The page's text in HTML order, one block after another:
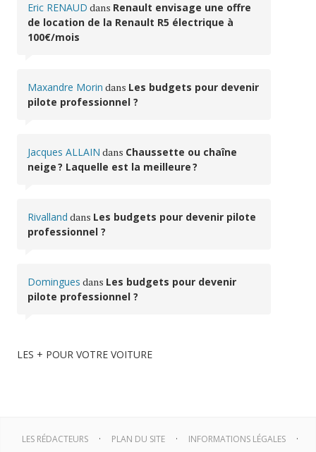
Eric RENAUD dans Renault envisage une offre
de location de la Renault R5 électrique à
100€/mois
Maxandre Morin dans Les budgets pour devenir
pilote professionnel ?
Jacques ALLAIN dans Chaussette ou chaîne
neige ? Laquelle est la meilleure ?
Rivalland dans Les budgets pour devenir pilote
professionnel ?
Domingues dans Les budgets pour devenir
pilote professionnel ?
LES + POUR VOTRE VOITURE
LES RÉDACTEURS PLAN DU SITE
INFORMATIONS LÉGALES